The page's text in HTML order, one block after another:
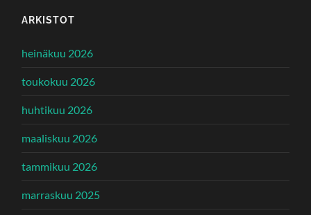
ARKISTOT
heinäkuu 2026
toukokuu 2026
huhtikuu 2026
maaliskuu 2026
tammikuu 2026
marraskuu 2025